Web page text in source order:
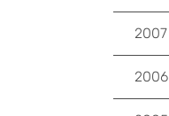
2007
2006